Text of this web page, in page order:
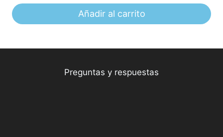
Añadir al carrito
Preguntas y respuestas